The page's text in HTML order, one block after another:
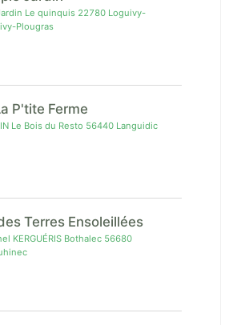
Le quinquis 22780 Loguivy-
Plougras
P'tite Ferme
Le Bois du Resto 56440 Languidic
Terres Ensoleillées
KERGUÉRIS Bothalec 56680